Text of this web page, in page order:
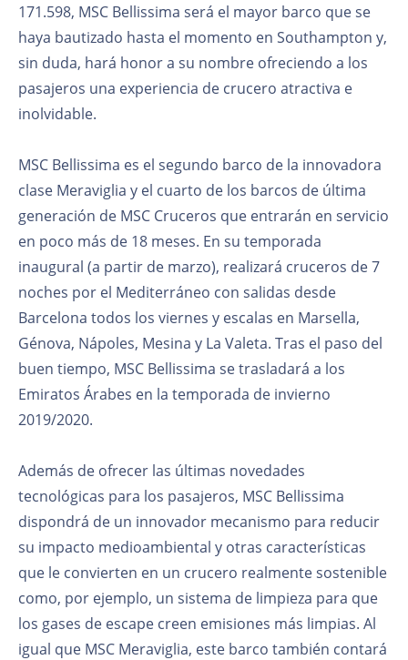
171.598, MSC Bellissima será el mayor barco que se
haya bautizado hasta el momento en Southampton y,
sin duda, hará honor a su nombre ofreciendo a los
pasajeros una experiencia de crucero atractiva e
inolvidable.
MSC Bellissima es el segundo barco de la innovadora
clase Meraviglia y el cuarto de los barcos de última
generación de MSC Cruceros que entrarán en servicio
en poco más de 18 meses. En su temporada
inaugural (a partir de marzo), realizará cruceros de 7
noches por el Mediterráneo con salidas desde
Barcelona todos los viernes y escalas en Marsella,
Génova, Nápoles, Mesina y La Valeta. Tras el paso del
buen tiempo, MSC Bellissima se trasladará a los
Emiratos Árabes en la temporada de invierno
2019/2020.
Además de ofrecer las últimas novedades
tecnológicas para los pasajeros, MSC Bellissima
dispondrá de un innovador mecanismo para reducir
su impacto medioambiental y otras características
que le convierten en un crucero realmente sostenible
como, por ejemplo, un sistema de limpieza para que
los gases de escape creen emisiones más limpias. Al
igual que MSC Meraviglia, este barco también contará